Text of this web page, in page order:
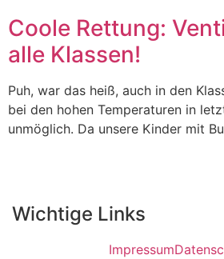
Coole Rettung:
alle Klassen!
Puh, war das heiß, auch in den
bei den hohen Temperaturen in
unmöglich. Da unsere Kinder mit
Wichtige Links
Impressum